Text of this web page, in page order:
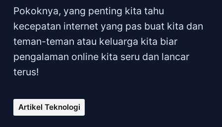
Pokoknya, yang penting kita tahu
kecepatan internet yang pas buat kita dan
teman-teman atau keluarga kita biar
pengalaman online kita seru dan lancar
terus!
Artikel Teknologi